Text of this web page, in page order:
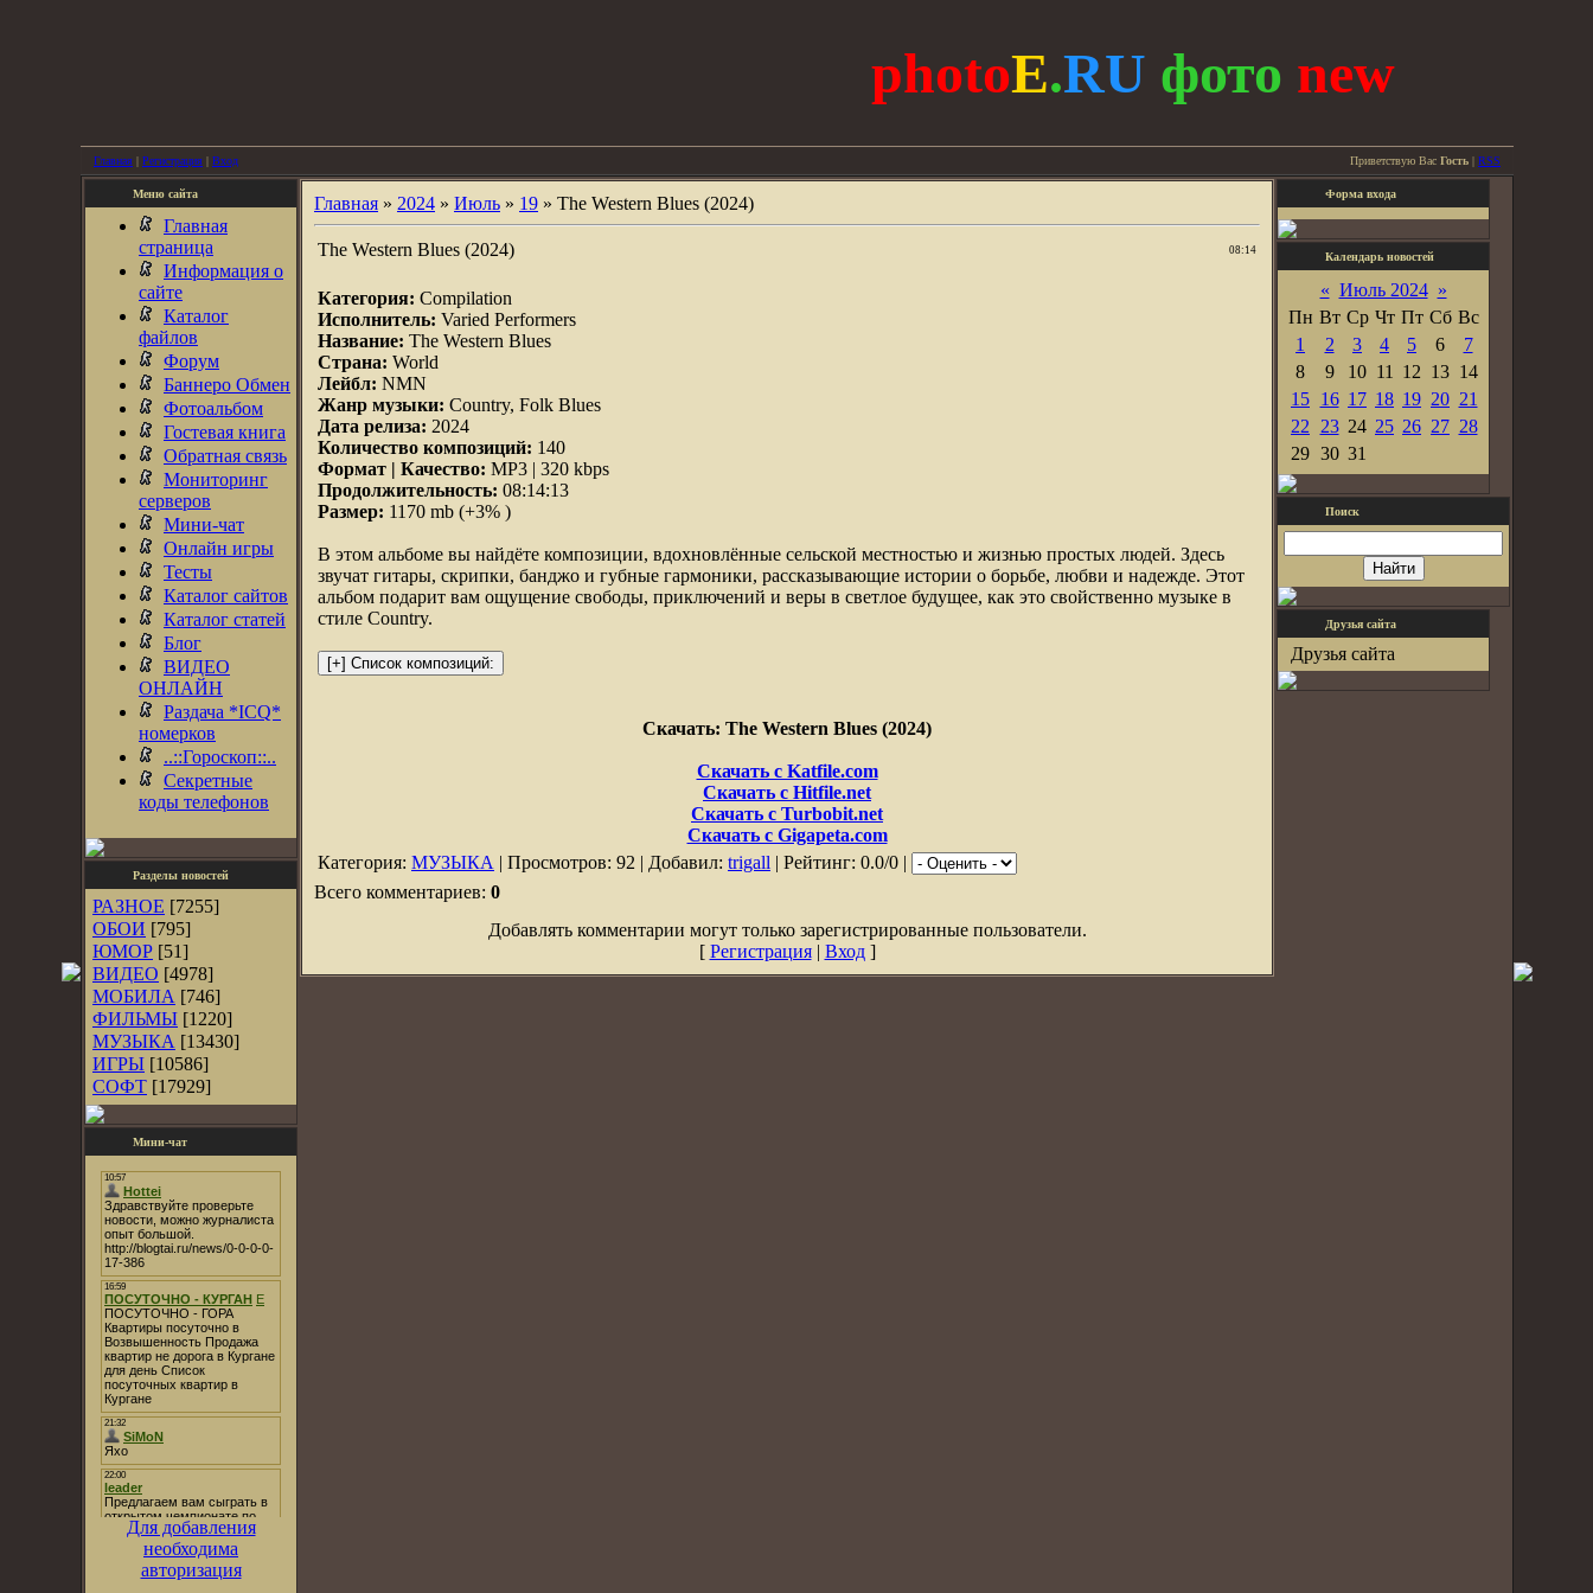
photoE.RU фото new
Главная | Регистрация | Вход Приветствую Вас Гость | RSS
Меню сайта
Главная
страница
Информация о
сайте
Каталог
файлов
Форум
Баннеро Обмен
Фотоальбом
Гостевая книга
Обратная связь
Мониторинг
серверов
Мини-чат
Онлайн игры
Тесты
Каталог сайтов
Каталог статей
Блог
ВИДЕО
ОНЛАЙН
Раздача *ICQ*
номерков
..::Гороскоп::..
Секретные
коды телефонов
Разделы новостей
РАЗНОЕ [7255]
ОБОИ [795]
ЮМОР [51]
ВИДЕО [4978]
МОБИЛА [746]
ФИЛЬМЫ [1220]
МУЗЫКА [13430]
ИГРЫ [10586]
СОФТ [17929]
Мини-чат
Для добавления
необходима
авторизация
Главная » 2024 » Июль » 19 » The Western Blues (2024)
The Western Blues (2024) 08:14
Категория: Compilation
Исполнитель: Varied Performers
Название: The Western Blues
Страна: World
Лейбл: NMN
Жанр музыки: Country, Folk Blues
Дата релиза: 2024
Количество композиций: 140
Формат | Качество: MP3 | 320 kbps
Продолжительность: 08:14:13
Размер: 1170 mb (+3% )
В этом альбоме вы найдёте композиции, вдохновлённые сельской местностью и жизнью простых людей. Здесь
звучат гитары, скрипки, банджо и губные гармоники, рассказывающие истории о борьбе, любви и надежде. Этот
альбом подарит вам ощущение свободы, приключений и веры в светлое будущее, как это свойственно музыке в
стиле Country.
Скачать: The Western Blues (2024)
Скачать с Katfile.com
Скачать с Hitfile.net
Скачать с Turbobit.net
Скачать с Gigapeta.com
Категория: МУЗЫКА | Просмотров: 92 | Добавил: trigall | Рейтинг: 0.0/0 |
Всего комментариев: 0
Добавлять комментарии могут только зарегистрированные пользователи.
[ Регистрация| Вход]
Форма входа
Календарь новостей
« Июль 2024 »
Пн Вт Ср Чт Пт Сб Вс
1
2 3 4 5 6
7
8
9 10 11 12 13 14
15 16 17 18 19 20 21
22
23 24 25 26 27 28
29 30 31
Поиск
Друзья сайта
Друзья сайта